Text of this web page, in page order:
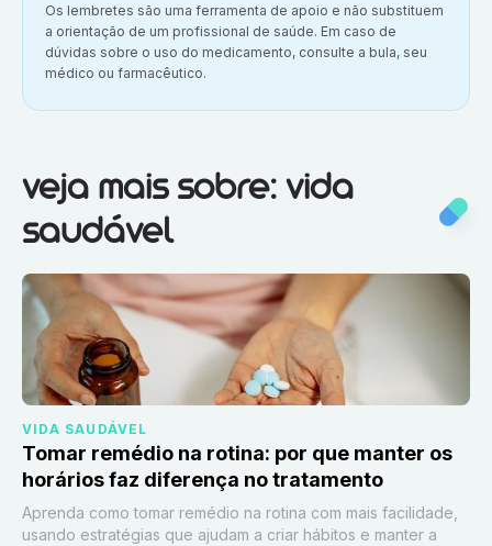
Aviso importante:
Os lembretes são uma ferramenta de apoio e não substituem
a orientação de um profissional de saúde. Em caso de
dúvidas sobre o uso do medicamento, consulte a bula, seu
médico ou farmacêutico.
Veja mais sobre:Vida saudável
veja mais sobre: vida
saudável
VIDA SAUDÁVEL
Tomar remédio na rotina: por que manter os
horários faz diferença no tratamento
Aprenda como tomar remédio na rotina com mais facilidade,
usando estratégias que ajudam a criar hábitos e manter a